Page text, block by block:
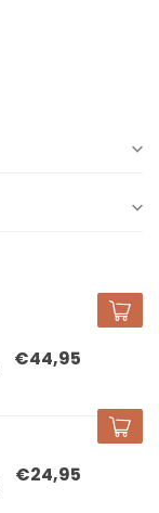
€44,95
€24,95